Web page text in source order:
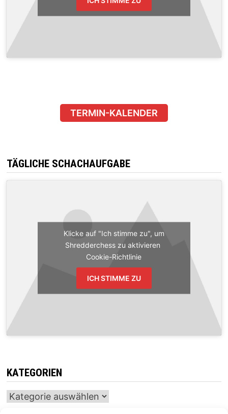
TERMIN-KALENDER
TÄGLICHE SCHACHAUFGABE
Klicke auf "Ich stimme zu", um
Shredderchess zu aktivieren
Cookie-Richtlinie
ICH STIMME ZU
KATEGORIEN
Kategorien